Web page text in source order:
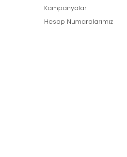
Kampanyalar
Hesap Numaralarımız